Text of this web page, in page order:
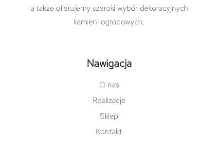
a także oferujemy szeroki wybór dekoracyjnych
kamieni ogrodowych.
Nawigacja
O nas
Realizacje
Sklep
Kontakt